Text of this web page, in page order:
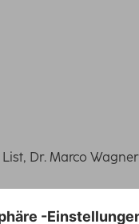
Dr. Marco Wagner